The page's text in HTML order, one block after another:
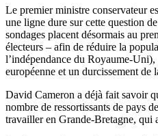
Le premier ministre conservateur
une ligne dure sur cette question
sondages placent désormais au
électeurs – afin de réduire la
l’indépendance du Royaume-
européenne et un durcissement de
David Cameron a déjà fait savoir
nombre de ressortissants de pays
travailler en Grande-Bretagne, qui